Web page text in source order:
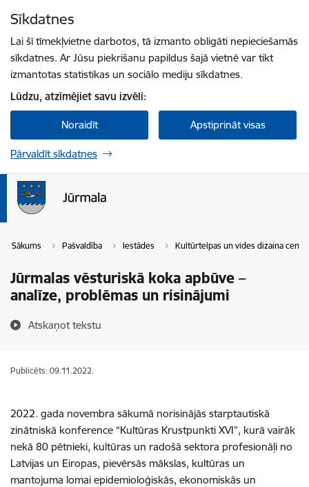
Sīkdatnes
Lai šī tīmekļvietne darbotos, tā izmanto obligāti nepieciešamās
sīkdatnes. Ar Jūsu piekrišanu papildus šajā vietnē var tikt
izmantotas statistikas un sociālo mediju sīkdatnes.
Lūdzu, atzīmējiet savu izvēli:
Noraidīt Apstiprināt visas
Pārvaldīt sīkdatnes
Sākums Pašvaldība Iestādes Kultūrtelpas un vides dizaina centrs
Jūrmalas vēsturiskā koka apbūve –
analīze, problēmas un risinājumi
Atskaņot tekstu
Publicēts: 09.11.2022.
2022. gada novembra sākumā norisinājās starptautiskā
zinātniskā konference “Kultūras Krustpunkti XVI”, kurā vairāk
nekā 80 pētnieki, kultūras un radošā sektora profesionāļi no
Latvijas un Eiropas, pievērsās mākslas, kultūras un
mantojuma lomai epidemioloģiskās, ekonomiskās un